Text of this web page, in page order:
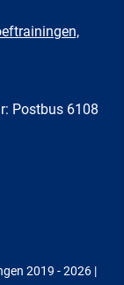
Postbus 6108
2019 - 2026 |